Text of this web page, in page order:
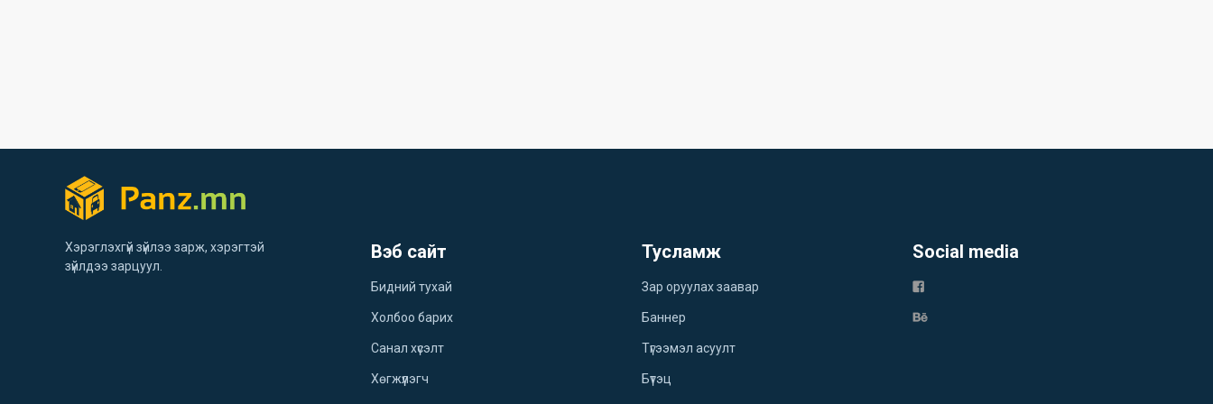
Хэрэглэхгүй зүйлээ зарж, хэрэгтэй
зүйлдээ зарцуул.
Вэб сайт
Бидний тухай
Холбоо барих
Санал хүсэлт
Хөгжүүлэгч
Тусламж
Зар оруулах заавар
Баннер
Түгээмэл асуулт
Бүтэц
Social media